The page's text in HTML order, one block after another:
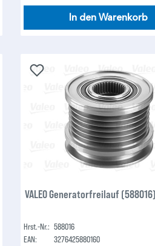
In den Warenkorb
VALEO Generatorfreilauf (588016)
Hrst.-Nr.: 588016
EAN:
3276425880160